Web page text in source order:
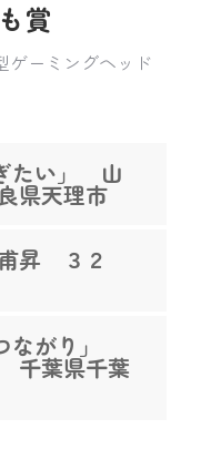
賞
ゲーミングヘッド
たい」 山
県天理市
昇 ３２
ながり」
葉県千葉